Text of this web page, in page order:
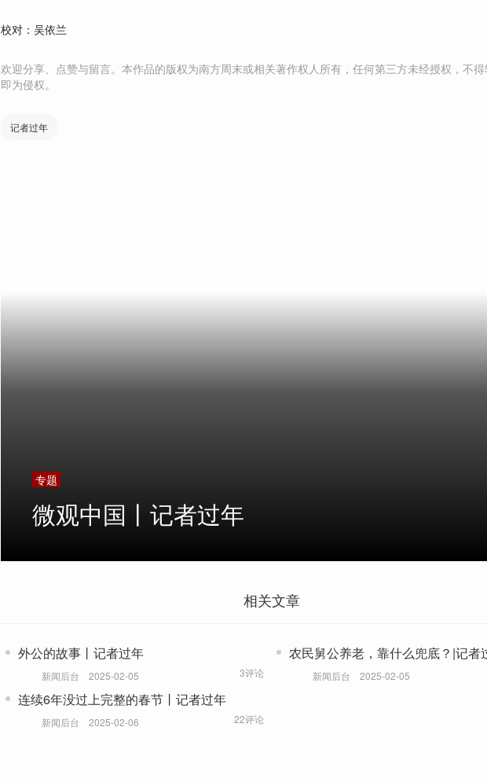
校对：吴依兰
欢迎分享、点赞与留言。本作品的版权为南方周末或相关著作权人所有，任何第三方未经授权，不
即为侵权。
记者过年
专题
微观中国丨记者过年
相关文章
外公的故事丨记者过年
新闻后台 2025-02-05 3评论
农民舅公养老，靠什么兜底？|记者
新闻后台 2025-02-05
连续6年没过上完整的春节丨记者过年
新闻后台 2025-02-06 22评论